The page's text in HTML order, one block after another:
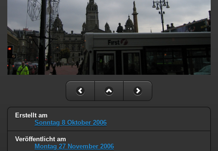
Erstellt am
Sonntag 8 Oktober 2006
Veröffentlicht am
Montag 27 November 2006